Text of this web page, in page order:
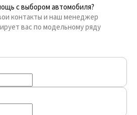
с выбором автомобиля?
контакты и наш менеджер
вас по модельному ряду